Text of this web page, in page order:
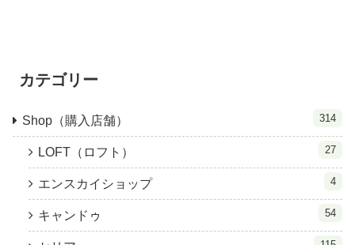
カテゴリー
Shop（購入店舗） 314
LOFT（ロフト） 27
エンスカイショップ 4
キャンドゥ 54